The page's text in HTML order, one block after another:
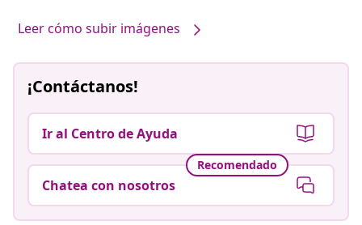
Leer cómo subir imágenes
¡Contáctanos!
Ir al Centro de Ayuda
Recomendado
Chatea con nosotros